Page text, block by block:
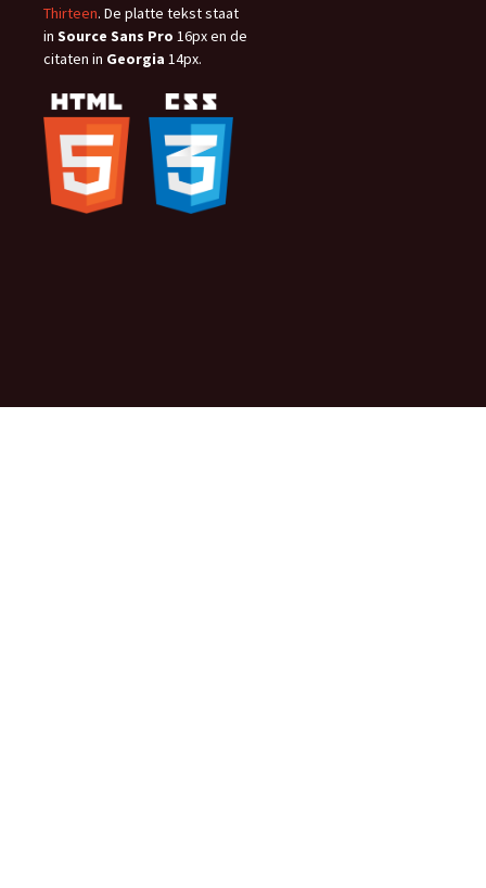
Thirteen. De platte tekst staat
in Source Sans Pro 16px en de
citaten in Georgia 14px.